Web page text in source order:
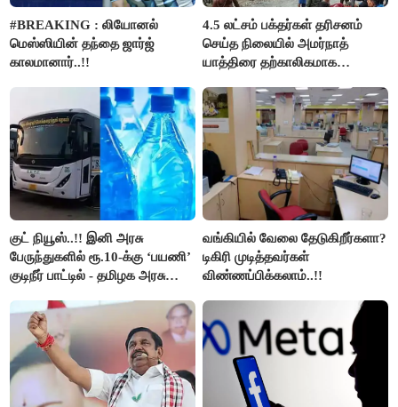
#BREAKING : லியோனல்
மெஸ்ஸியின் தந்தை ஜார்ஜ்
காலமானார்..!!
4.5 லட்சம் பக்தர்கள் தரிசனம்
செய்த நிலையில் அமர்நாத்
யாத்திரை தற்காலிகமாக
குட் நியூஸ்..!! இனி அரசு
பேருந்துகளில் ரூ.10-க்கு ‘பயணி’
குடிநீர் பாட்டில் - தமிழக அரசு
வங்கியில் வேலை தேடுகிறீர்களா?
டிகிரி முடித்தவர்கள்
விண்ணப்பிக்கலாம்..!!